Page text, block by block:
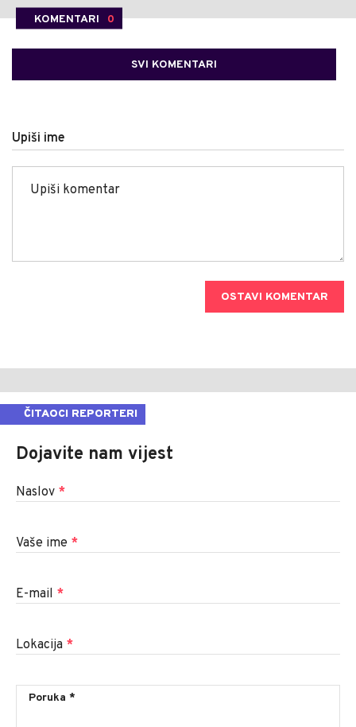
KOMENTARI 0
SVI KOMENTARI
Upiši ime
OSTAVI KOMENTAR
ČITAOCI REPORTERI
Dojavite nam vijest
Naslov *
Vaše ime *
E-mail *
Lokacija *